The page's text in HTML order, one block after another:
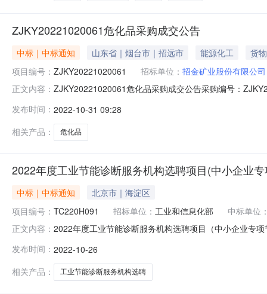
ZJKY20221020061危化品采购成交公告
中标｜中标通知 山东省｜烟台市｜招远市 能源化工
货物
项目编号： ZJKY20221020061 招标单位： 招金矿业股份有限公司
正文内容： ZJKY20221020061危化品采购成交公告采购编号：
11000007415硫磺≥99%\颗粒\40kg/袋规格/型号\状态\包
发布时间： 2022-10-31 09:28
相关产品：
危化品
2022年度工业节能诊断服务机构选聘项目(中小企业
中标｜中标通知
北京市｜海淀区
项目编号： TC220H091 招标单位： 工业和信息化部
中标单位
正文内容： 2022年度工业节能诊断服务机构选聘项目（中小企业专
将中标结果公告如下：序号中标人名称节能诊断服务机
工有限公司山西晋坤
发布时间： 2022-10-26
相关产品：
工业节能诊断服务机构选聘